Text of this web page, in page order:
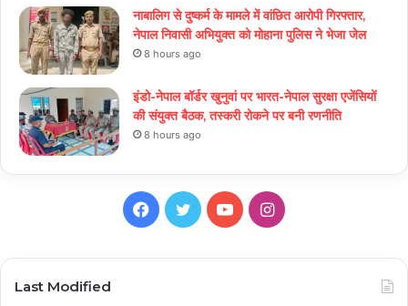
नाबालिग से दुष्कर्म के मामले में वांछित आरोपी गिरफ्तार,
नेपाल निवासी अभियुक्त को मोहाना पुलिस ने भेजा जेल
8 hours ago
इंडो-नेपाल बॉर्डर खुनुवां पर भारत-नेपाल सुरक्षा एजेंसियों
की संयुक्त बैठक, तस्करी रोकने पर बनी रणनीति
8 hours ago
Facebook
TwitterYouTubeInstagram
Last Modified